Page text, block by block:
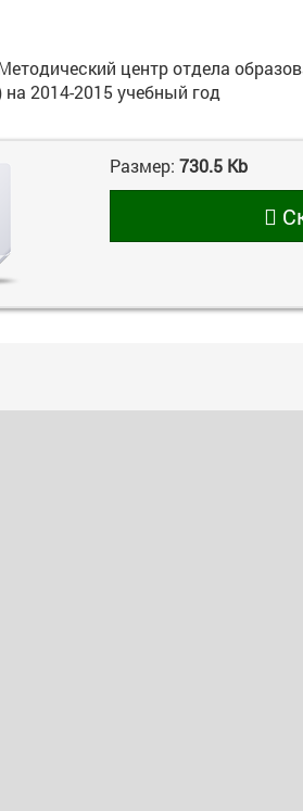
центр отдела
2014-2015 учебный год
Размер: 730.5 Kb